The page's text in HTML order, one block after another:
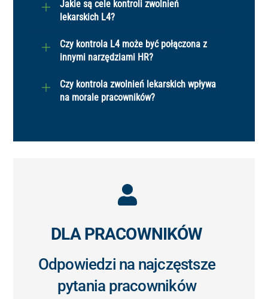
Jakie są cele kontroli zwolnień
lekarskich L4?
Czy kontrola L4 może być połączona z
innymi narzędziami HR?
Czy kontrola zwolnień lekarskich wpływa
na morale pracowników?
Icon
DLA PRACOWNIKÓW
Odpowiedzi na najczęstsze
pytania pracowników